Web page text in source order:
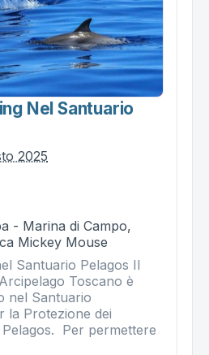
Nel Santuario
2025
- Marina di Campo,
Mickey Mouse
Santuario Pelagos Il
Toscano è
nel Santuario
la Protezione dei
Per permettere